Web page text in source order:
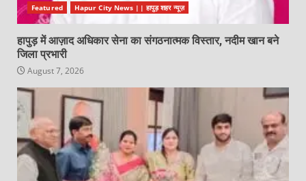
Featured Hapur City News || हापुड़ शहर न्यूज़
हापुड़ में आज़ाद अधिकार सेना का संगठनात्मक विस्तार, नदीम खान बने
जिला प्रभारी
August 7, 2026